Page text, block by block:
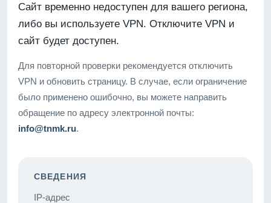
Сайт временно недоступен для вашего региона,
либо вы используете VPN. Отключите VPN и
сайт будет доступен.
Для повторной проверки рекомендуется отключить
VPN и обновить страницу. В случае, если ограничение
было применено ошибочно, вы можете направить
обращение по адресу электронной почты:
info@tnmk.ru.
СВЕДЕНИЯ
IP-адрес